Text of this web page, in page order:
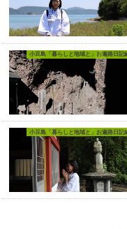
小豆島「暮らしと地域と」お遍路日記
小豆島「暮らしと地域と」お遍路日記